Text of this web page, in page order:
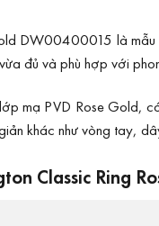
DW00400015 là mẫu
đủ và phù hợp với
mạ PVD Rose Gold,
khác như vòng tay,
Classic Ring